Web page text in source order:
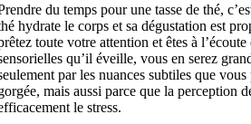
du temps pour une tasse de thé,
hydrate le corps et sa dégustation est
toute votre attention et êtes à
qu’il éveille, vous en serez
par les nuances subtiles que
mais aussi parce que la perception
le stress.